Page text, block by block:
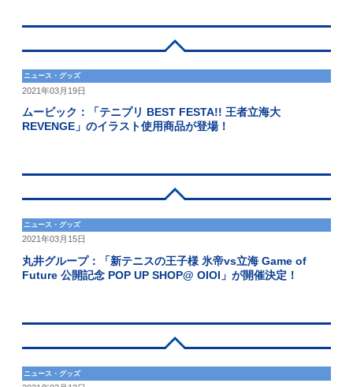
ニュース・グッズ
2021年03月19日
ムービック：「テニプリ BEST FESTA!! 王者立海大
REVENGE」のイラスト使用商品が登場！
ニュース・グッズ
2021年03月15日
丸井グループ：「新テニスの王子様 氷帝vs立海 Game of
Future 公開記念 POP UP SHOP@ OIOI」が開催決定！
ニュース・グッズ